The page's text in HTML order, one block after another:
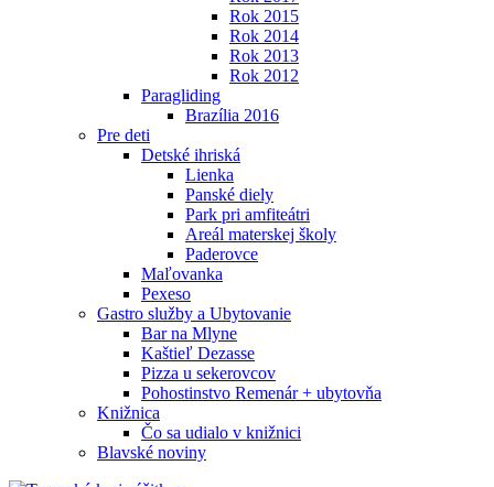
Rok 2015
Rok 2014
Rok 2013
Rok 2012
Paragliding
Brazília 2016
Pre deti
Detské ihriská
Lienka
Panské diely
Park pri amfiteátri
Areál materskej školy
Paderovce
Maľovanka
Pexeso
Gastro služby a Ubytovanie
Bar na Mlyne
Kaštieľ Dezasse
Pizza u sekerovcov
Pohostinstvo Remenár + ubytovňa
Knižnica
Čo sa udialo v knižnici
Blavské noviny